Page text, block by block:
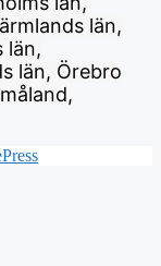
län,
län,
län, Örebro